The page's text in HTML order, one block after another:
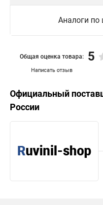
Аналоги по
Написать отзыв
Общая оценка товара: 5
Официальный
России